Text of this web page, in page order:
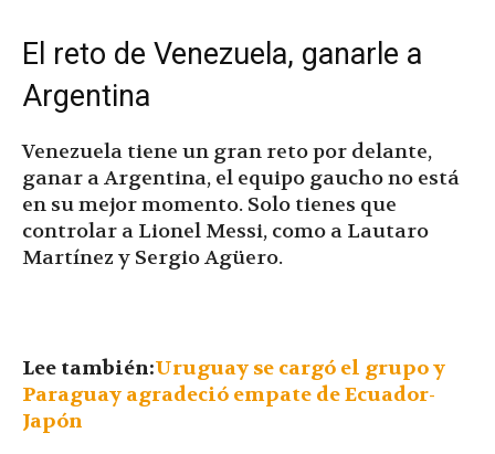
El reto de Venezuela, ganarle a
Argentina
Venezuela tiene un gran reto por delante,
ganar a Argentina, el equipo gaucho no está
en su mejor momento. Solo tienes que
controlar a Lionel Messi, como a Lautaro
Martínez y Sergio Agüero.
Lee también:Uruguay se cargó el grupo y
Paraguay agradeció empate de Ecuador-
Japón